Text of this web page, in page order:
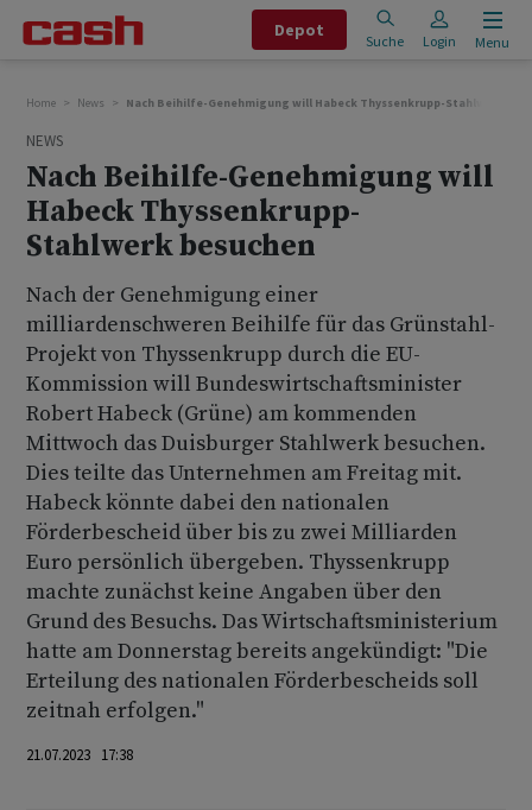
Depot
Suche Login Menu
Home News Nach Beihilfe-Genehmigung will Habeck Thyssenkrupp-Stahlwerk
NEWS
Nach Beihilfe-Genehmigung will
Habeck Thyssenkrupp-
Stahlwerk besuchen
Nach der Genehmigung einer
milliardenschweren Beihilfe für das Grünstahl-
Projekt von Thyssenkrupp durch die EU-
Kommission will Bundeswirtschaftsminister
Robert Habeck (Grüne) am kommenden
Mittwoch das Duisburger Stahlwerk besuchen.
Dies teilte das Unternehmen am Freitag mit.
Habeck könnte dabei den nationalen
Förderbescheid über bis zu zwei Milliarden
Euro persönlich übergeben. Thyssenkrupp
machte zunächst keine Angaben über den
Grund des Besuchs. Das Wirtschaftsministerium
hatte am Donnerstag bereits angekündigt: "Die
Erteilung des nationalen Förderbescheids soll
zeitnah erfolgen."
21.07.2023 17:38